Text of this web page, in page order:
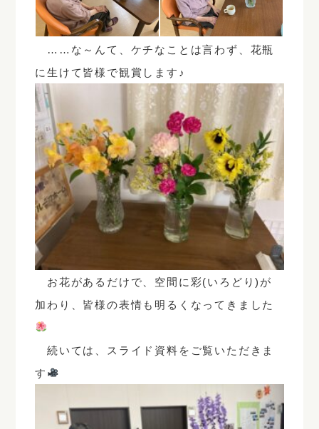
……な～んて、ケチなことは言わず、花瓶
に生けて皆様で観賞します♪
お花があるだけで、空間に彩(いろどり)が
加わり、皆様の表情も明るくなってきました
続いては、スライド資料をご覧いただきま
す